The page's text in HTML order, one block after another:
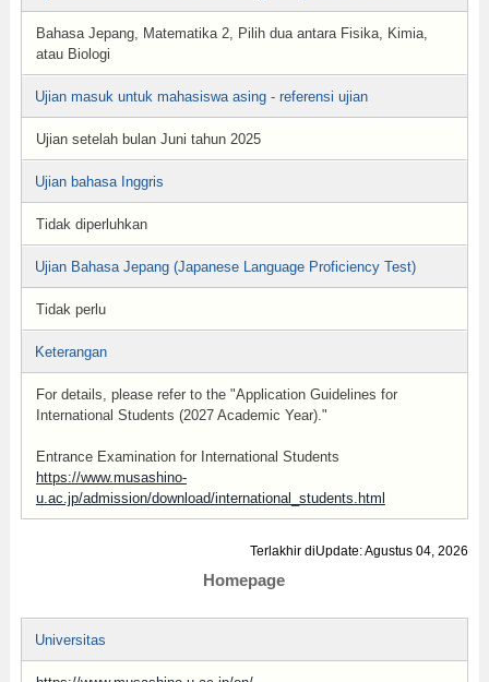
Bahasa Jepang, Matematika 2, Pilih dua antara Fisika, Kimia,
atau Biologi
Ujian masuk untuk mahasiswa asing - referensi ujian
Ujian setelah bulan Juni tahun 2025
Ujian bahasa Inggris
Tidak diperluhkan
Ujian Bahasa Jepang (Japanese Language Proficiency Test)
Tidak perlu
Keterangan
For details, please refer to the "Application Guidelines for
International Students (2027 Academic Year)."
Entrance Examination for International Students
https://www.musashino-
u.ac.jp/admission/download/international_students.html
Terlakhir diUpdate: Agustus 04, 2026
Homepage
Universitas